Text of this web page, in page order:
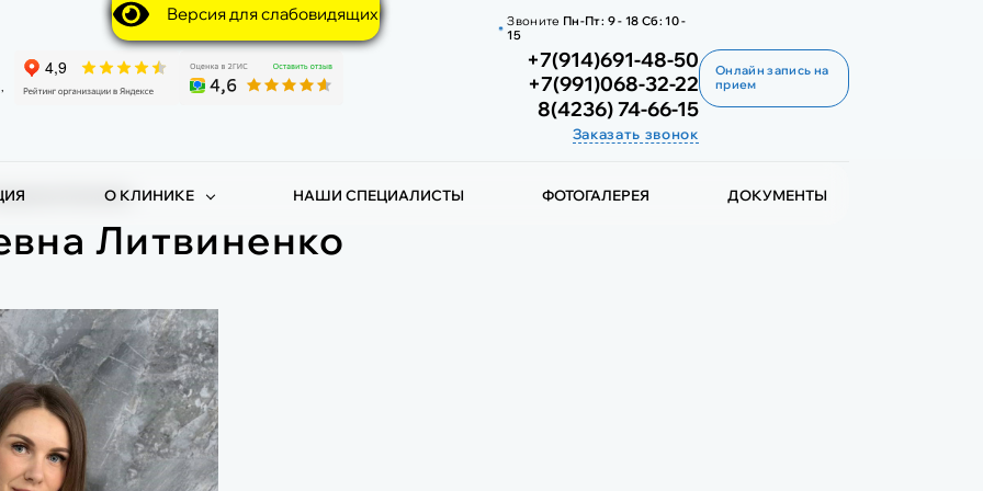
Звоните Пн-Пт: 9 - 18 Сб:10 -
15
+7(914)691-48-50
+7(991)068-32-22
8(4236) 74-66-15
Заказать звонок
Онлайн запись на
прием
О КЛИНИКЕ НАШИ СПЕЦИАЛИСТЫ ФОТОГАЛЕРЕЯ ДОКУМЕНТЫ
Версия для слабовидящих
Литвиненко
Литвиненко